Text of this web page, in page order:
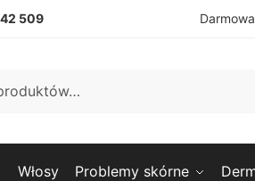
509
Włosy Problemy skórne